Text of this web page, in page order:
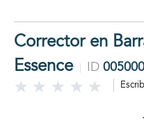
Corrector en
Essence
ID